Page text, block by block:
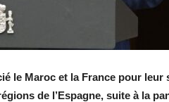
le Maroc et la France pour leur
de l’Espagne, suite à la